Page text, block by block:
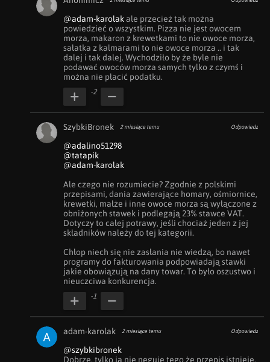
@adam-karolak ale przecież tak można
powiedzieć o wszystkim. Pizza nie jest owocem
morza, makaron z krewetkami to nie owoce morza,
sałatka z kalmarami to nie owoce morza .. i tak
dalej i tak dalej. Wychodziło by że byle nie
podawać owoców morza samych tylko z czymś i
można nie płacić podatku.
-2
SzybkiBronek 2 miesiące temu Odpowiedz
@adalino51298
@tatapik
@adam-karolak
Ale czego nie rozumiecie? Zgodnie z polskimi
przepisami, dania zawierające homary, ośmiornice,
krewetki, małże i inne owoce morza są wyłączone z
obniżonych stawek i podlegają 23% stawce VAT.
Dotyczy to całej potrawy, jeśli chociaż jeden z jej
składników należy do tej kategorii.
Chłop niech się nie zasłania nie wiedzą, bo nawet
programy do fakturowania podpowiadają stawki
jakie obowiązują na dany towar. To było oszustwo i
nieuczciwa konkurencja.
-1
adam-karolak 2 miesiące temu Odpowiedz
@szybkibronek
Dobrze, tylko ja nie neguje tego że przepis istnieje,